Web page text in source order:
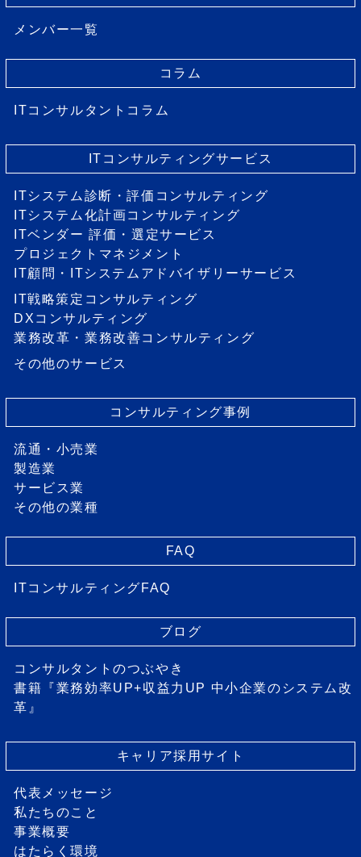
メンバー一覧
コラム
ITコンサルタントコラム
ITコンサルティングサービス
ITシステム診断・評価コンサルティング
ITシステム化計画コンサルティング
ITベンダー 評価・選定サービス
プロジェクトマネジメント
IT顧問・ITシステムアドバイザリーサービス
IT戦略策定コンサルティング
DXコンサルティング
業務改革・業務改善コンサルティング
その他のサービス
コンサルティング事例
流通・小売業
製造業
サービス業
その他の業種
FAQ
ITコンサルティングFAQ
ブログ
コンサルタントのつぶやき
書籍『業務効率UP+収益力UP 中小企業のシステム改
革』
キャリア採用サイト
代表メッセージ
私たちのこと
事業概要
はたらく環境